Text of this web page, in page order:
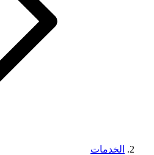
الخدمات